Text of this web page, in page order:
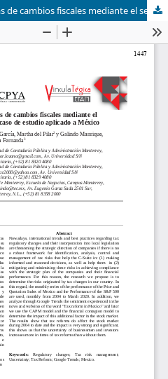
Efectos en épocas disruptivas de cambios fiscales mediante el sentimiento de social media: caso de estudio aplicado a México